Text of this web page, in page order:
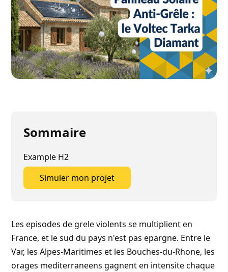
Sommaire
Example H2
Simuler mon projet
Les episodes de grele violents se multiplient en
France, et le sud du pays n'est pas epargne. Entre le
Var, les Alpes-Maritimes et les Bouches-du-Rhone, les
orages mediterraneens gagnent en intensite chaque